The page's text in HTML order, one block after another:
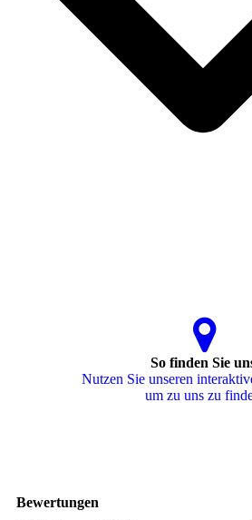
So finden Sie
Nutzen Sie unseren
um zu uns zu
Bewertungen